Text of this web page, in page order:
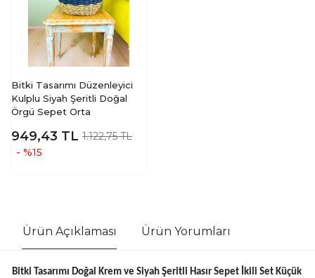
Bitki Tasarımı Düzenleyici
Kulplu Siyah Şeritli Doğal
Örgü Sepet Orta
949,43 TL 1.122,75 TL
- %15
Ürün Açıklaması Ürün Yorumları
Bitki Tasarımı Doğal Krem ve Siyah Şeritli Hasır Sepet İkili Set Küçük